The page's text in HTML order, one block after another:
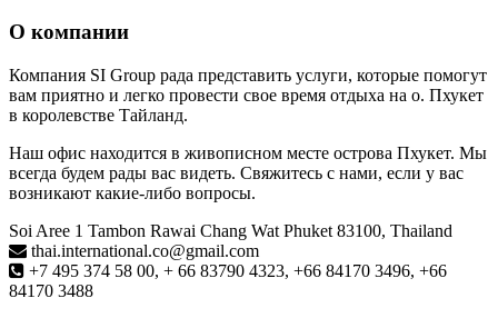
О компании
Компания SI Group рада представить услуги, которые помогут
вам приятно и легко провести свое время отдыха на о. Пхукет
в королевстве Тайланд.
Наш офис находится в живописном месте острова Пхукет. Мы
всегда будем рады вас видеть. Свяжитесь с нами, если у вас
возникают какие-либо вопросы.
Soi Aree 1 Tambon Rawai Chang Wat Phuket 83100, Thailand
thai.international.co@gmail.com
+7 495 374 58 00, + 66 83790 4323, +66 84170 3496, +66
84170 3488